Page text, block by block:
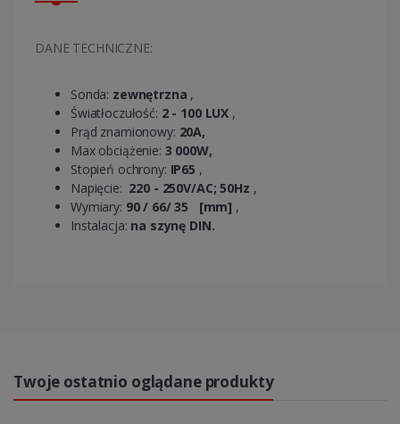
DANE TECHNICZNE:
Sonda: zewnętrzna ,
Światłoczułość: 2 - 100 LUX ,
Prąd znamionowy: 20A,
Max obciążenie: 3 000W,
Stopień ochrony: IP65 ,
Napięcie: 220 - 250V/AC; 50Hz ,
Wymiary: 90 / 66/ 35 [mm] ,
Instalacja: na szynę DIN.
Twoje ostatnio oglądane produkty